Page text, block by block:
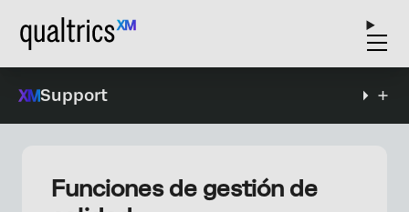
Support
Funciones de gestión de